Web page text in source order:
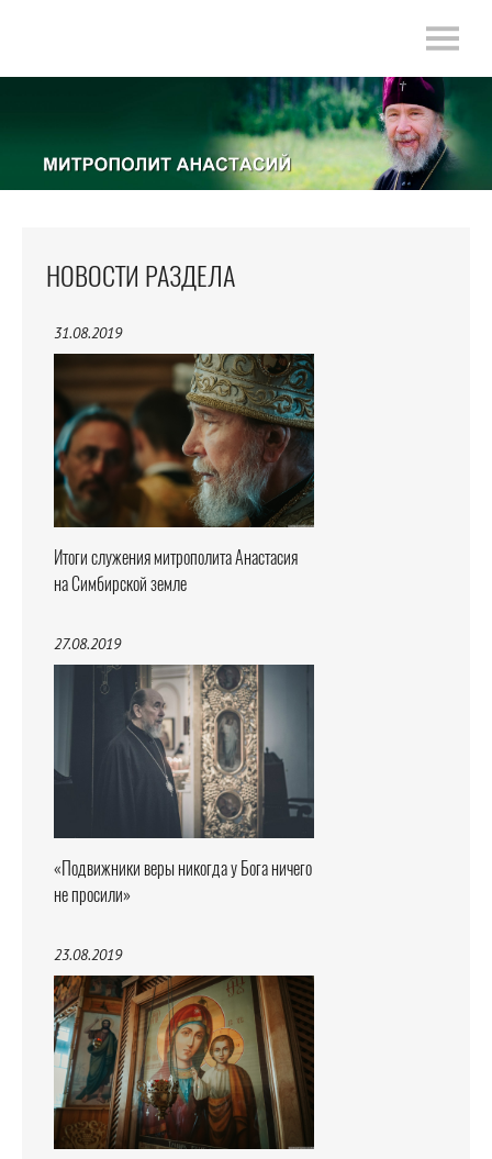
НОВОСТИ РАЗДЕЛА
31.08.2019
Итоги служения митрополита Анастасия
на Симбирской земле
27.08.2019
«Подвижники веры никогда у Бога ничего
не просили»
23.08.2019